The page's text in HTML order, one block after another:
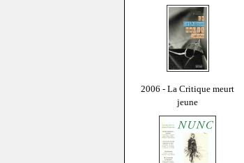
2006 - La Critique meurt
jeune